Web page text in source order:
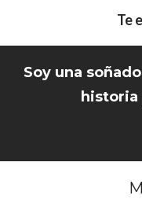
Te
Soy una
historia